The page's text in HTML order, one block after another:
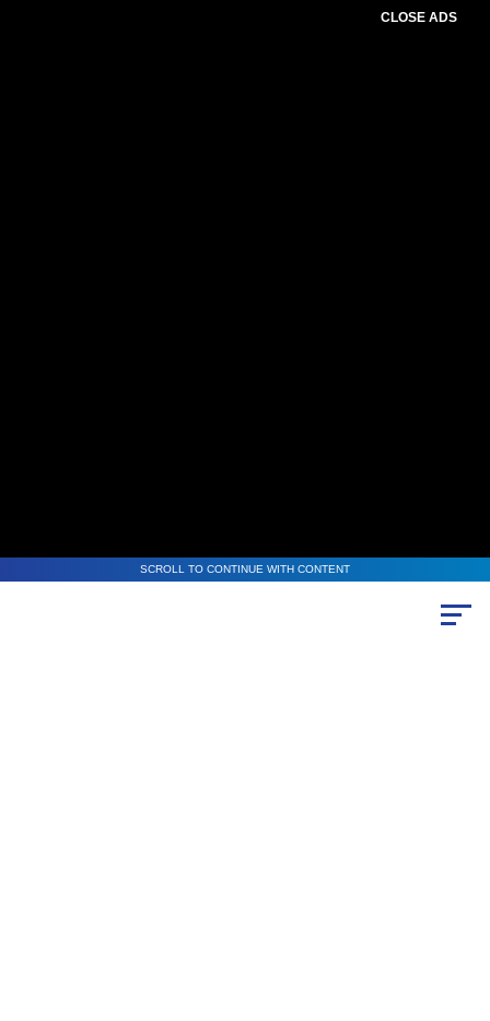
CLOSE ADS
SCROLL TO CONTINUE WITH CONTENT